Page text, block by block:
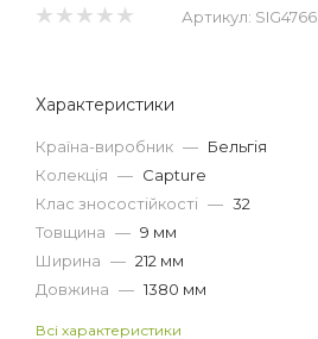
Артикул: SIG4766
Характеристики
Країна-виробник — Бельгія
Колекція — Capture
Клас зносостійкості — 32
Товщина — 9 мм
Ширина — 212 мм
Довжина — 1380 мм
Всі характеристики